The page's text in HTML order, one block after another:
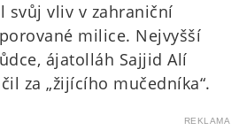
svůj vliv v zahraniční
milice. Nejvyšší
ájatolláh Sajjid Alí
za „žijícího mučedníka“.
REKLAMA